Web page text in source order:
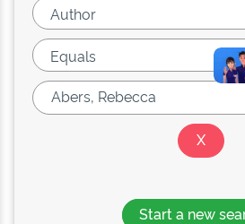
Start a new